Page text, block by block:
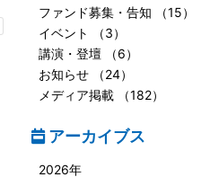
ファンド募集・告知 （15）
イベント （3）
講演・登壇 （6）
お知らせ （24）
メディア掲載 （182）
アーカイブス
2026年